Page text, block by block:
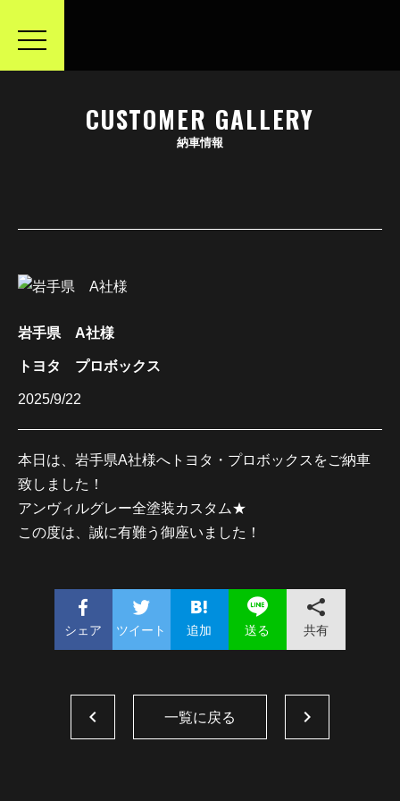
toggle
CUSTOMER GALLERY
納車情報
岩手県 A社様
トヨタ プロボックス
2025/9/22
本日は、岩手県A社様へトヨタ・プロボックスをご納車
致しました！
アンヴィルグレー全塗装カスタム★
この度は、誠に有難う御座いました！
シェア ツイート 追加 送る 共有
一覧に戻る